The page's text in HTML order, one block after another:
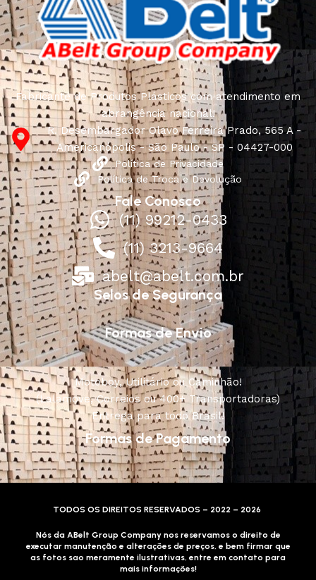
Fabricante de Produtos Plásticos com atendimento em
abrangência nacional!
R. Desembargador Olavo Ferreira Prado, 565 A -
Americanópolis - São Paulo - SP - 04427-000
Política de Privacidade
Política de Troca e Devolução
Fale Conosco
(11) 99212-0433
(11) 3213-9664
abelt@abelt.com.br
Selos de Segurança
Formas de Envio
Motoboy, Utilitário ou Caminhão!
(Lalamove, Correios ou 400+ Transportadoras)
Entrega para todo Brasil!
Formas de Pagamento
TODOS OS DIREITOS RESERVADOS – 2022 – 2026
Nós da ABelt Group Company nos reservamos o direito de
executar manutenção e alterações de preços, e bem firmar que
as fotos sao meramente ilustrativas, entre em contato para
mais informações!